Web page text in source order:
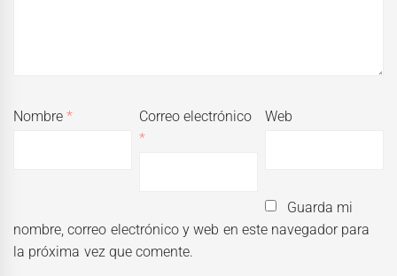
Nombre*
Correo electrónico
*
Web
Guarda mi
nombre, correo electrónico y web en este navegador para
la próxima vez que comente.